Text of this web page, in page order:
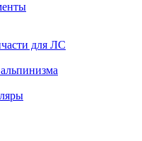
для ЛС